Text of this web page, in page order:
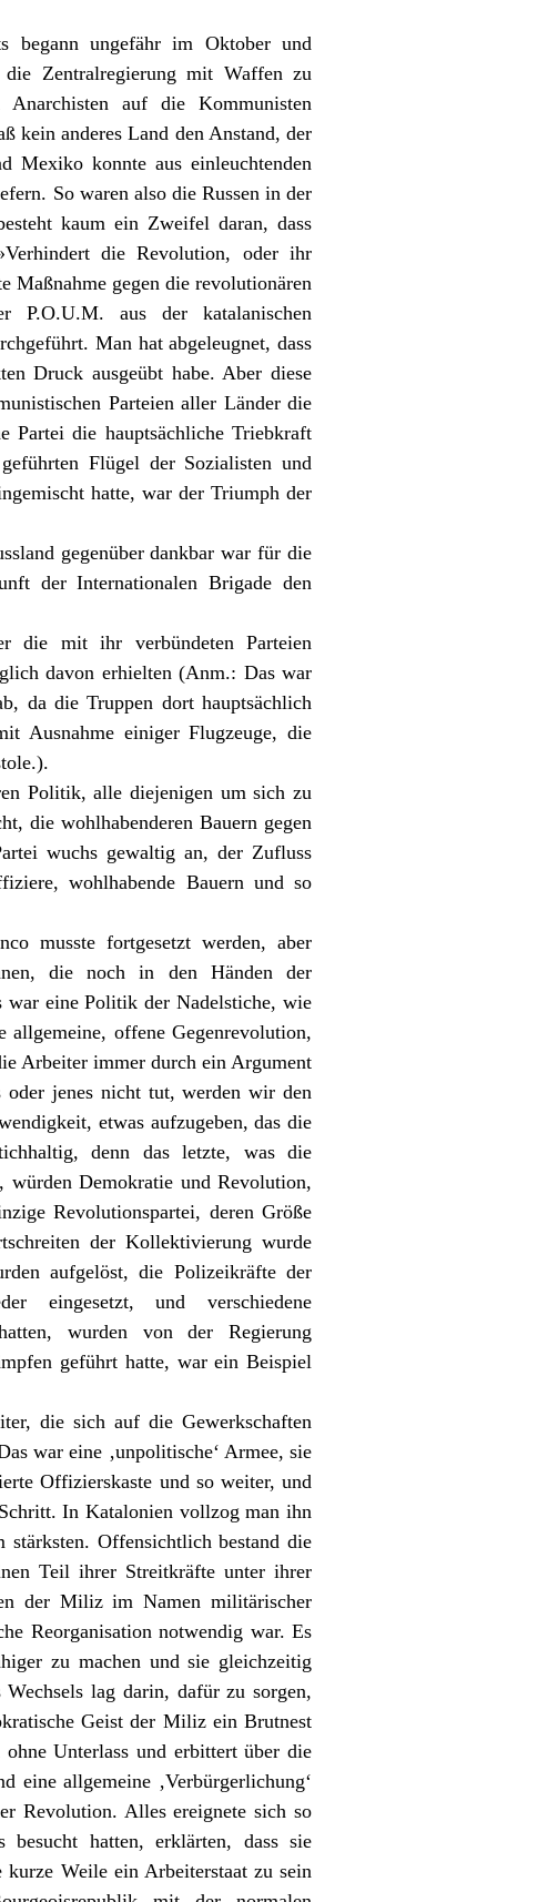
begann ungefähr im Oktober und
Zentralregierung mit Waffen zu
auf die Kommunisten
kein anderes Land den Anstand, der
Mexiko konnte aus einleuchtenden
So waren also die Russen in der
kaum ein Zweifel daran, dass
die Revolution, oder ihr
Maßnahme gegen die revolutionären
P.O.U.M. aus der katalanischen
Man hat abgeleugnet, dass
Druck ausgeübt habe. Aber diese
Parteien aller Länder die
Partei die hauptsächliche Triebkraft
Flügel der Sozialisten und
hatte, war der Triumph der
gegenüber dankbar war für die
der Internationalen Brigade den
die mit ihr verbündeten Parteien
davon erhielten (Anm.: Das war
da die Truppen dort hauptsächlich
Ausnahme einiger Flugzeuge, die
Politik, alle diejenigen um sich zu
die wohlhabenderen Bauern gegen
wuchs gewaltig an, der Zufluss
wohlhabende Bauern und so
musste fortgesetzt werden, aber
die noch in den Händen der
war eine Politik der Nadelstiche, wie
allgemeine, offene Gegenrevolution,
Arbeiter immer durch ein Argument
oder jenes nicht tut, werden wir den
etwas aufzugeben, das die
denn das letzte, was die
Demokratie und Revolution,
Revolutionspartei, deren Größe
der Kollektivierung wurde
aufgelöst, die Polizeikräfte der
eingesetzt, und verschiedene
wurden von der Regierung
geführt hatte, war ein Beispiel
die sich auf die Gewerkschaften
war eine ‚unpolitische‘ Armee, sie
Offizierskaste und so weiter, und
In Katalonien vollzog man ihn
stärksten. Offensichtlich bestand die
Teil ihrer Streitkräfte unter ihrer
der Miliz im Namen militärischer
Reorganisation notwendig war. Es
zu machen und sie gleichzeitig
lag darin, dafür zu sorgen,
Geist der Miliz ein Brutnest
Unterlass und erbittert über die
eine allgemeine ‚Verbürgerlichung‘
Revolution. Alles ereignete sich so
besucht hatten, erklärten, dass sie
kurze Weile ein Arbeiterstaat zu sein